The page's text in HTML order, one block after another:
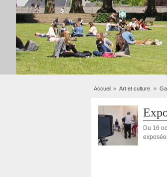
Accueil Art et culture
Du 16